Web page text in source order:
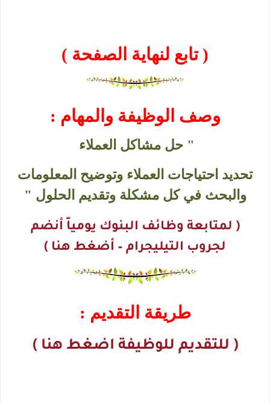
( تابع لنهاية الصفحة )
وصف الوظيفة والمهام :
" حل مشاكل العملاء
تحديد احتياجات العملاء وتوضيح المعلومات
والبحث في كل مشكلة وتقديم الحلول "
( لمتابعة وظائف البنوك يومياّ أنضم
لجروب التيليجرام – أضغط هنا )
طريقة التقديم :
( للتقديم للوظيفة اضغط هنا )